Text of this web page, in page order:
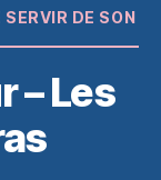
DE SON
– Les